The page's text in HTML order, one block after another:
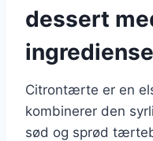
dessert
Citrontærte er en
kombinerer den
sød og sprød